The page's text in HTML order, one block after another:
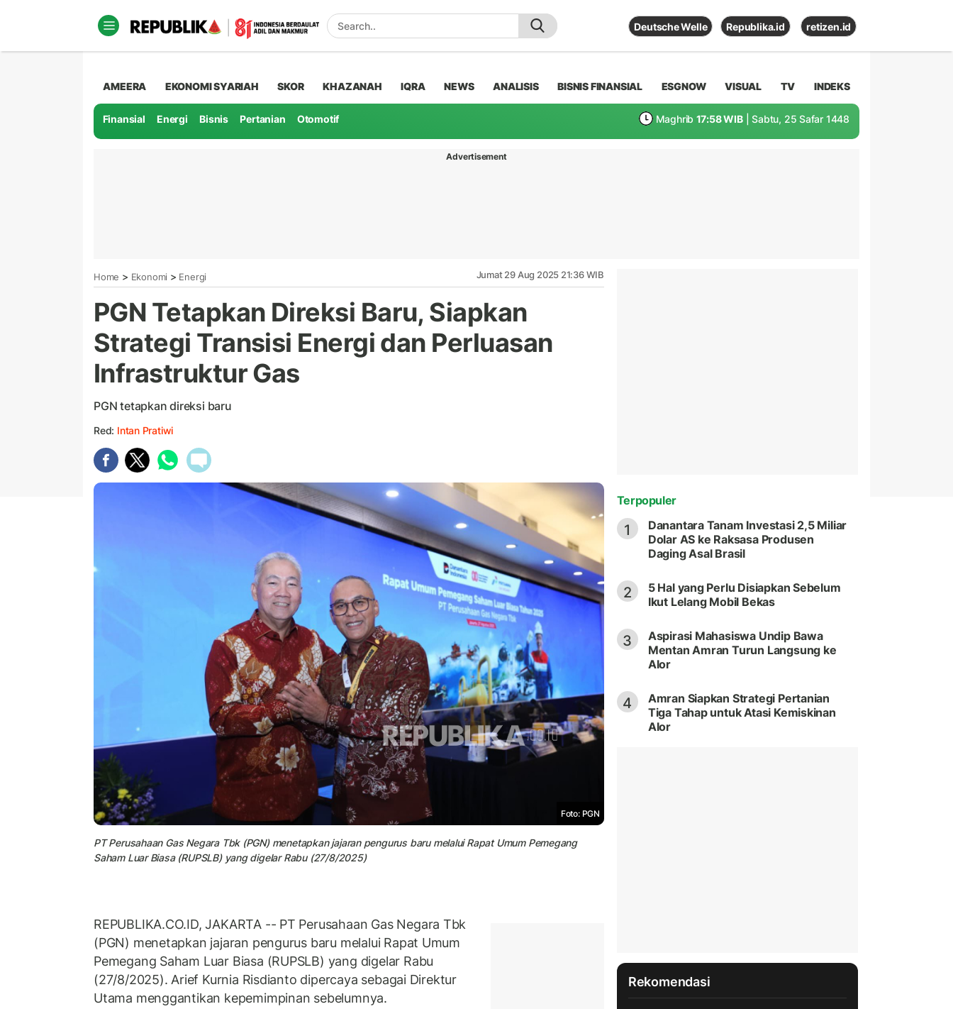
Deutsche Welle Republika.id retizen.id
AMEERA EKONOMI SYARIAH SKOR KHAZANAH IQRA NEWS ANALISIS BISNIS FINANSIAL ESGNOW VISUAL TV INDEKS
Finansial Energi Bisnis Pertanian Otomotif Maghrib 17:58 WIB | Sabtu, 25 Safar 1448
Advertisement
Home > Ekonomi > Energi Jumat 29 Aug 2025 21:36 WIB
PGN Tetapkan Direksi Baru, Siapkan
Strategi Transisi Energi dan Perluasan
Infrastruktur Gas
PGN tetapkan direksi baru
Red: Intan Pratiwi
Foto: PGN
PT Perusahaan Gas Negara Tbk (PGN) menetapkan jajaran pengurus baru melalui Rapat Umum Pemegang
Saham Luar Biasa (RUPSLB) yang digelar Rabu (27/8/2025)
REPUBLIKA.CO.ID, JAKARTA -- PT Perusahaan Gas Negara Tbk
(PGN) menetapkan jajaran pengurus baru melalui Rapat Umum
Pemegang Saham Luar Biasa (RUPSLB) yang digelar Rabu
(27/8/2025). Arief Kurnia Risdianto dipercaya sebagai Direktur
Utama menggantikan kepemimpinan sebelumnya.
Terpopuler
1
Danantara Tanam Investasi 2,5 Miliar
Dolar AS ke Raksasa Produsen
Daging Asal Brasil
2
5 Hal yang Perlu Disiapkan Sebelum
Ikut Lelang Mobil Bekas
3
Aspirasi Mahasiswa Undip Bawa
Mentan Amran Turun Langsung ke
Alor
4
Amran Siapkan Strategi Pertanian
Tiga Tahap untuk Atasi Kemiskinan
Alor
Rekomendasi